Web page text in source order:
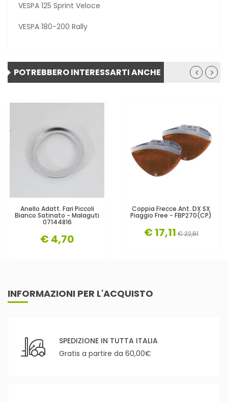
VESPA 125 Sprint Veloce
VESPA 180-200 Rally
POTREBBERO INTERESSARTI ANCHE
Anello Adatt. Fari Piccoli
Bianco Satinato - Malaguti
07144816
€ 4,70
Coppia Frecce Ant. DX SX
Piaggio Free - FBP270(CP)
€ 17,11 € 22,81
INFORMAZIONI PER L'ACQUISTO
SPEDIZIONE IN TUTTA ITALIA
Gratis a partire da 60,00€